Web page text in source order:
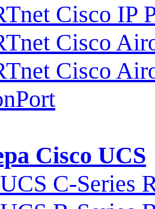
Cisco IP
Cisco
Cisco
Cisco UCS
C-Series